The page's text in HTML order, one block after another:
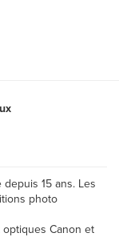
15 ans. Les
photo
Canon et